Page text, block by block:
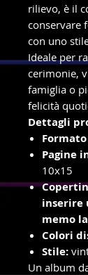
rilievo, è il
conservare
con uno
Ideale per
cerimonie,
famiglia o
felicità
Dettagli
Pagine
10x15
inserire
memo
Colori
Stile:
Un album